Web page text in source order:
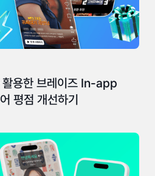
용한 브레이즈 In-app
평점 개선하기